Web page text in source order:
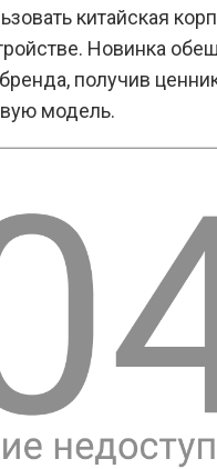
китайская
Новинка
получив
модель.